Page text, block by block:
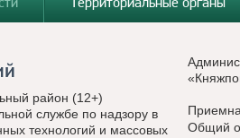
район (12+)
службе по надзору в
технологий и массовых
Общий